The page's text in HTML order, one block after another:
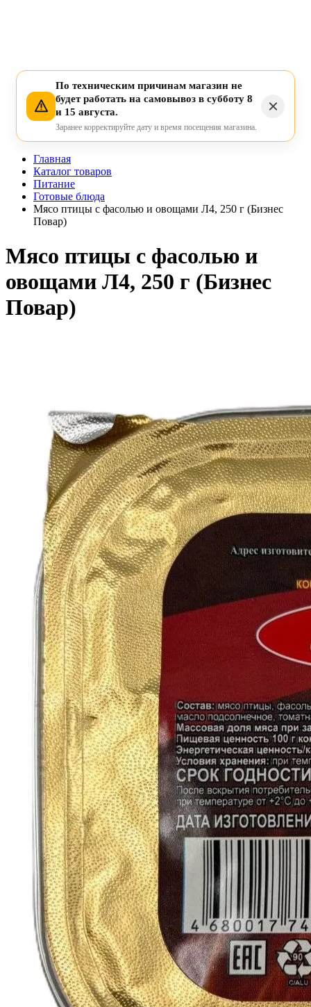
По техническим причинам магазин не
будет работать на самовывоз в субботу 8
и 15 августа.
Заранее корректируйте дату и время посещения магазина.
Главная
Каталог товаров
Питание
Готовые блюда
Мясо птицы с фасолью и овощами Л4, 250 г (Бизнес
Повар)
Мясо птицы с фасолью и
овощами Л4, 250 г (Бизнес
Повар)